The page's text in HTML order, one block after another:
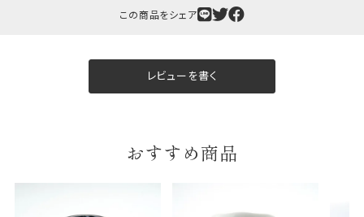
当店でギフト対応の商品をご購入いただきますと、熨
斗（のし）掛け・ギフト包装・手提げ袋を無料サービス
包装紙について
B.婚礼や出産、長寿祝などに使用する包装紙です。
この商品をシェア
レビューを書く
おすすめ商品